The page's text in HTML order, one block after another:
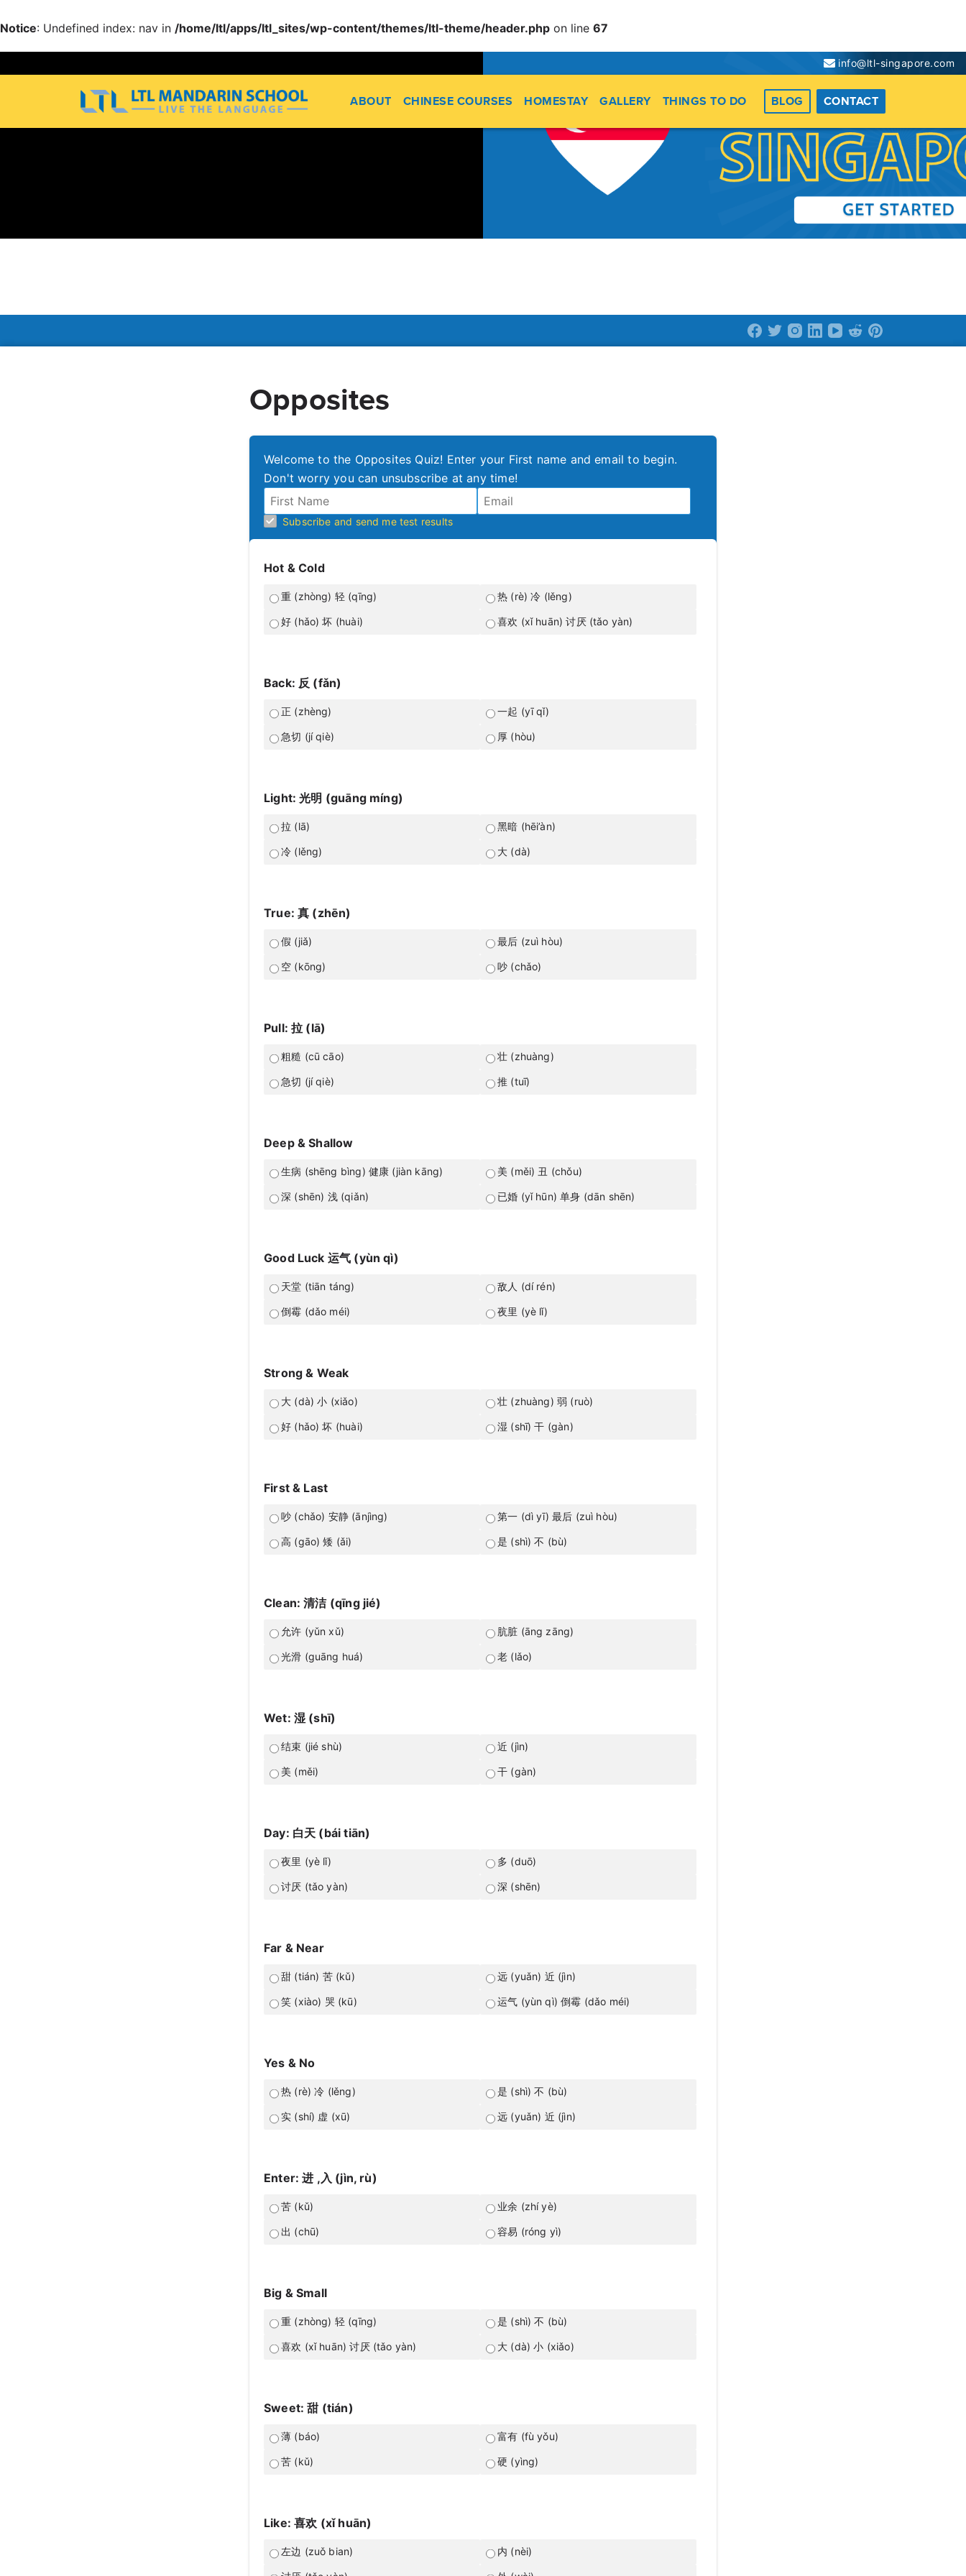
Notice: Undefined index: nav in /home/ltl/apps/ltl_sites/wp-content/themes/ltl-theme/header.php on line 67
ABOUT CHINESE COURSES HOMESTAY GALLERY THINGS TO DO BLOG CONTACT
info@ltl-singapore.com
Opposites
Welcome to the Opposites Quiz! Enter your First name and email to begin.
Don't worry you can unsubscribe at any time!
Subscribe and send me test results
Hot & Cold
重 (zhòng) 轻 (qīng) 热 (rè) 冷 (lěng)
好 (hǎo) 坏 (huài) 喜欢 (xǐ huān) 讨厌 (tǎo yàn)
Back: 反 (fǎn)
正 (zhèng) 一起 (yī qǐ)
急切 (jí qiè) 厚 (hòu)
Light: 光明 (guāng míng)
拉 (lā) 黑暗 (hēi’àn)
冷 (lěng) 大 (dà)
True: 真 (zhēn)
假 (jiǎ) 最后 (zuì hòu)
空 (kōng) 吵 (chǎo)
Pull: 拉 (lā)
粗糙 (cū cāo) 壮 (zhuàng)
急切 (jí qiè) 推 (tuī)
Deep & Shallow
生病 (shēng bìng) 健康 (jiàn kāng) 美 (měi) 丑 (chǒu)
深 (shēn) 浅 (qiǎn) 已婚 (yǐ hūn) 单身 (dān shēn)
Good Luck 运气 (yùn qì)
天堂 (tiān táng) 敌人 (dí rén)
倒霉 (dǎo méi) 夜里 (yè lǐ)
Strong & Weak
大 (dà) 小 (xiǎo) 壮 (zhuàng) 弱 (ruò)
好 (hǎo) 坏 (huài) 湿 (shī) 干 (gàn)
First & Last
吵 (chǎo) 安静 (ānjìng) 第一 (dì yī) 最后 (zuì hòu)
高 (gāo) 矮 (ǎi) 是 (shì) 不 (bù)
Clean: 清洁 (qīng jié)
允许 (yǔn xǔ) 肮脏 (āng zāng)
光滑 (guāng huá) 老 (lǎo)
Wet: 湿 (shī)
结束 (jié shù) 近 (jìn)
美 (měi) 干 (gàn)
Day: 白天 (bái tiān)
夜里 (yè lǐ) 多 (duō)
讨厌 (tǎo yàn) 深 (shēn)
Far & Near
甜 (tián) 苦 (kǔ) 远 (yuǎn) 近 (jìn)
笑 (xiào) 哭 (kū) 运气 (yùn qì) 倒霉 (dǎo méi)
Yes & No
热 (rè) 冷 (lěng) 是 (shì) 不 (bù)
实 (shí) 虚 (xū) 远 (yuǎn) 近 (jìn)
Enter: 进 ,入 (jìn, rù)
苦 (kǔ) 业余 (zhí yè)
出 (chū) 容易 (róng yì)
Big & Small
重 (zhòng) 轻 (qīng) 是 (shì) 不 (bù)
喜欢 (xǐ huān) 讨厌 (tǎo yàn) 大 (dà) 小 (xiǎo)
Sweet: 甜 (tián)
薄 (báo) 富有 (fù yǒu)
苦 (kǔ) 硬 (yìng)
Like: 喜欢 (xǐ huān)
左边 (zuǒ bian) 内 (nèi)